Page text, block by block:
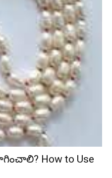
How to Use